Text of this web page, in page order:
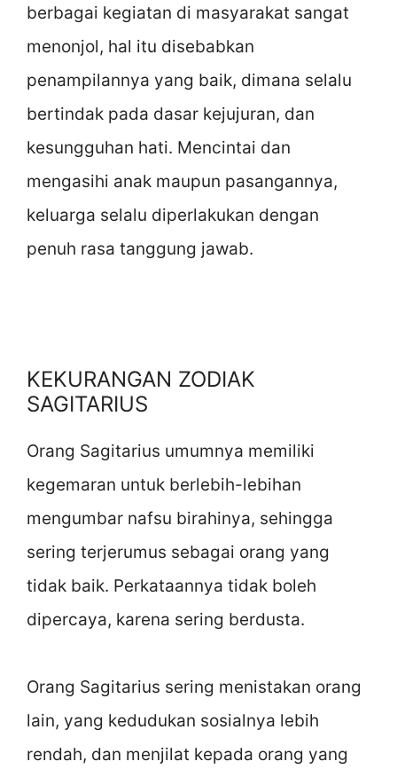
berbagai kegiatan di masyarakat sangat
menonjol, hal itu disebabkan
penampilannya yang baik, dimana selalu
bertindak pada dasar kejujuran, dan
kesungguhan hati. Mencintai dan
mengasihi anak maupun pasangannya,
keluarga selalu diperlakukan dengan
penuh rasa tanggung jawab.
KEKURANGAN ZODIAK
SAGITARIUS
Orang Sagitarius umumnya memiliki
kegemaran untuk berlebih-lebihan
mengumbar nafsu birahinya, sehingga
sering terjerumus sebagai orang yang
tidak baik. Perkataannya tidak boleh
dipercaya, karena sering berdusta.
Orang Sagitarius sering menistakan orang
lain, yang kedudukan sosialnya lebih
rendah, dan menjilat kepada orang yang